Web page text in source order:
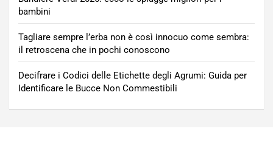
bambini
Tagliare sempre l’erba non è così innocuo come sembra:
il retroscena che in pochi conoscono
Decifrare i Codici delle Etichette degli Agrumi: Guida per
Identificare le Bucce Non Commestibili